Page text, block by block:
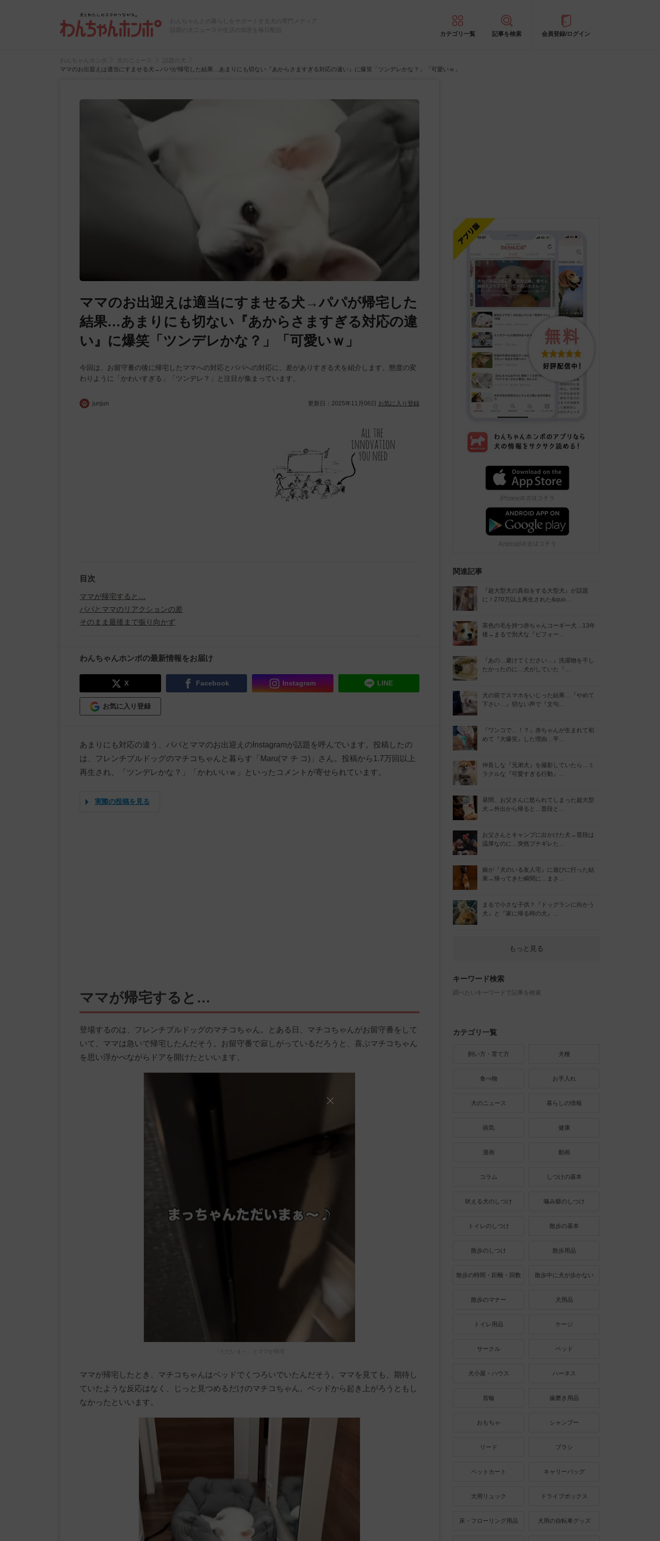
わんちゃんとの暮らしをサポートする犬の専門メディア
話題の犬ニュースや生活の知恵を毎日配信
カテゴリ一覧 記事を検索 会員登録/ログイン
わんちゃんホンポ 犬のニュース
話題の犬
ママのお出迎えは適当にすませる犬→パパが帰宅した結果…あまりにも切ない『あからさますぎる対応の違い』に爆笑「ツンデレかな？」「可愛いｗ」
ママのお出迎えは適当にすませる犬→パパが帰宅した
結果…あまりにも切ない『あからさますぎる対応の違
い』に爆笑「ツンデレかな？」「可愛いｗ」
今回は、お留守番の後に帰宅したママへの対応とパパへの対応に、差がありすぎる犬を紹介します。態度の変
わりように「かわいすぎる」「ツンデレ？」と注目が集まっています。
junjun 更新日： 2025年11月06日 お気に入り登録
目次
ママが帰宅すると…
パパとママのリアクションの差
そのまま最後まで振り向かず
わんちゃんホンポの最新情報をお届け
X Facebook Instagram LINE
お気に入り登録
あまりにも対応の違う、パパとママのお出迎えのInstagramが話題を呼んでいます。投稿したの
は、フレンチブルドッグのマチコちゃんと暮らす「Maru(マ チ コ)」さん。投稿から1.7万回以上
再生され、「ツンデレかな？」「かわいいｗ」といったコメントが寄せられています。
実際の投稿を見る
ママが帰宅すると…
登場するのは、フレンチブルドッグのマチコちゃん。とある日、マチコちゃんがお留守番をして
いて、ママは急いで帰宅したんだそう。お留守番で寂しがっているだろうと、喜ぶマチコちゃん
を思い浮かべながらドアを開けたといいます。
「ただいま～」とママが帰宅
ママが帰宅したとき、マチコちゃんはベッドでくつろいでいたんだそう。ママを見ても、期待し
ていたような反応はなく、じっと見つめるだけのマチコちゃん。ベッドから起き上がろうともし
なかったといいます。
関連記事
『超大型犬の真似をする大型犬』が話題
に！270万以上再生された&quo…
茶色の毛を持つ赤ちゃんコーギー犬…13年
後→まるで別犬な『ビフォー…
『あの…避けてください…』洗濯物を干し
たかったのに…犬がしていた『…
犬の前でスマホをいじった結果…『やめて
下さい…』切ない声で『文句…
『ワンコで…！？』赤ちゃんが生まれて初
めて『大爆笑』した理由…平…
仲良しな『兄弟犬』を撮影していたら…ミ
ラクルな『可愛すぎる行動』…
昼間、お父さんに怒られてしまった超大型
犬→外出から帰ると…普段と…
お父さんとキャンプに出かけた犬→普段は
温厚なのに…突然ブチギレた…
娘が『犬のいる友人宅』に遊びに行った結
果→帰ってきた瞬間に…まさ…
まるで小さな子供？『ドッグランに向かう
犬』と『家に帰る時の犬』…
もっと見る
キーワード検索
調べたいキーワードで記事を検索
カテゴリ一覧
飼い方・育て方 犬種
食べ物 お手入れ
犬のニュース 暮らしの情報
病気 健康
漫画 動画
コラム しつけの基本
吠える犬のしつけ 噛み癖のしつけ
トイレのしつけ 散歩の基本
散歩のしつけ 散歩用品
散歩の時間・距離・回数 散歩中に犬が歩かない
散歩のマナー 犬用品
トイレ用品 ケージ
サークル ベッド
犬小屋・ハウス ハーネス
首輪 歯磨き用品
おもちゃ シャンプー
リード ブラシ
ペットカート キャリーバッグ
犬用リュック ドライブボックス
床・フローリング用品 犬用の自転車グッズ